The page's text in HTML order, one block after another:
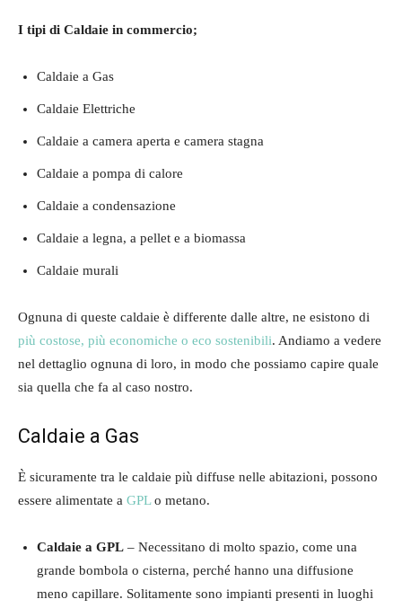
I tipi di Caldaie in commercio;
Caldaie a Gas
Caldaie Elettriche
Caldaie a camera aperta e camera stagna
Caldaie a pompa di calore
Caldaie a condensazione
Caldaie a legna, a pellet e a biomassa
Caldaie murali
Ognuna di queste caldaie è differente dalle altre, ne esistono di
più costose, più economiche o eco sostenibili. Andiamo a vedere
nel dettaglio ognuna di loro, in modo che possiamo capire quale
sia quella che fa al caso nostro.
Caldaie a Gas
È sicuramente tra le caldaie più diffuse nelle abitazioni, possono
essere alimentate a GPLo metano.
Caldaie a GPL – Necessitano di molto spazio, come una
grande bombola o cisterna, perché hanno una diffusione
meno capillare. Solitamente sono impianti presenti in luoghi